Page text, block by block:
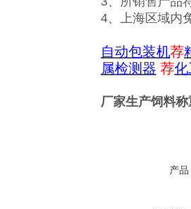
4、上海区域内
自动包装机荐
属检测器 荐化
厂家生产饲料
产品